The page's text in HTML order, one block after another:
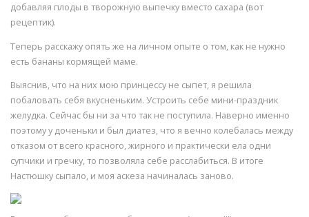
добавляя плоды в творожную выпечку вместо сахара (вот
рецептик).
Теперь расскажу опять же на личном опыте о том, как не нужно
есть бананы кормящей маме.
Выяснив, что на них мою принцессу не сыпет, я решила
побаловать себя вкусненьким. Устроить себе мини-праздник
желудка. Сейчас бы ни за что так не поступила. Наверно именно
поэтому у доченьки и был диатез, что я вечно колебалась между
отказом от всего красного, жирного и практически ела одни
супчики и гречку, то позволяла себе расслабиться. В итоге
Настюшку сыпало, и моя аскеза начиналась заново.